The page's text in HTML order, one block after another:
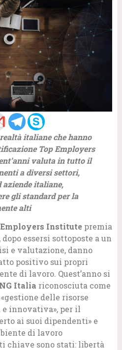
italiane che hanno
Top Employers
valuta in tutto il
a diversi settori,
italiane,
gli standard per la
alti
Institute premia
essersi sottoposte a un
e valutazione, danno
positivo sui propri
di lavoro. Quest’anno si
Italia riconosciuta come
delle risorse
innovativa», per il
ai suoi dipendenti» e
di lavoro
chiave sono stati: libertà